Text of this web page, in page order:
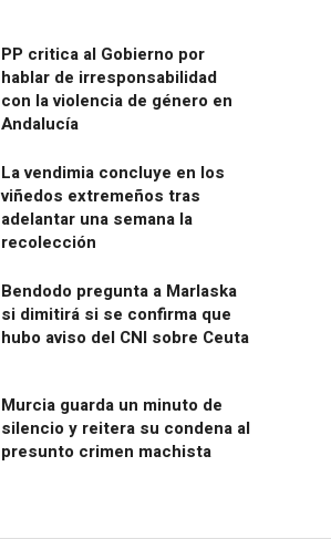
PP critica al Gobierno por
hablar de irresponsabilidad
con la violencia de género en
Andalucía
La vendimia concluye en los
viñedos extremeños tras
adelantar una semana la
recolección
Bendodo pregunta a Marlaska
si dimitirá si se confirma que
hubo aviso del CNI sobre Ceuta
Murcia guarda un minuto de
silencio y reitera su condena al
presunto crimen machista